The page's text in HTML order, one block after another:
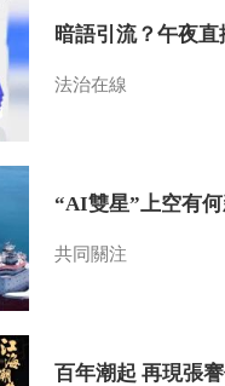
暗語引流？午夜直
法治在線
“AI雙星”上空有何
共同關注
百年潮起 再現張